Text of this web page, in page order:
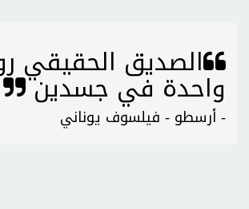
الصديق الحقيقي
واحدة في جسدين
- أرسطو - فيلسوف يوناني